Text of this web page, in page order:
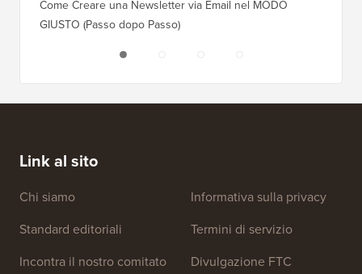
Come Creare una Newsletter via Email nel MODO
GIUSTO (Passo dopo Passo)
Link al sito
Chi siamo
Standard editoriali
Incontra il nostro comitato
Informativa sulla privacy
Termini di servizio
Divulgazione FTC